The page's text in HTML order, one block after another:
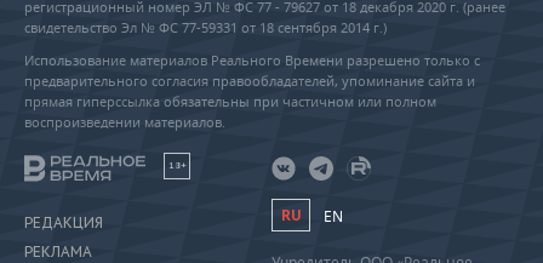
регистрационный номер ЭЛ № ФС 77 - 79627 от 18 декабря 2020 г. (ранее
свидетельство Эл № ФС 77-59331 от 18 сентября 2014 г.)
Использование материалов Реального Времени разрешено только с
предварительного согласия правообладателей, упоминание сайта и
прямая гиперссылка обязательны при частичном или полном
воспроизведении материалов.
18+
РЕДАКЦИЯ
РЕКЛАМА
RU EN